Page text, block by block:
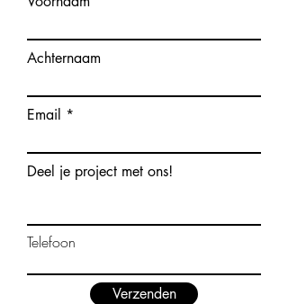
Achternaam
Email
Deel je project met ons!
Telefoon
Verzenden